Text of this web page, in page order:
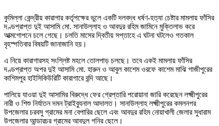
কুমিল্লা কেন্দ্রীয় কারাগার কর্তৃপক্ষের ভুলে একটি দলবদ্ধ ধর্ষণ-হত্যা চেষ্টার মামলায় ফাঁসির
দণ্ডপ্রাপ্ত দুই আসামি মো. সানাউল্লাহ ও আবদুর রহিম জামিনে মুক্তিলাভ করে
আত্মগোপনে চলে গেছে। চলতি মাসের দ্বিতীয় সপ্তাহে এ ঘটনা ঘটলেও গতকাল
বৃহস্পতিবার বিষয়টি জানাজানি হয়।
এ নিয়ে কারাগারসহ সংশ্লিষ্ট মহলে তোলপাড় চলছে। তবে একই মামলায় ফাঁসির
দণ্ডপ্রাপ্ত অপর দুই আসামি মো. হারুন ও আবুল কাশেম ওরফে কাশেম মাঝি গাজীপুরের
কাশিমপুর হাইসিকিউরিটি কারাগারে বন্দি আছে।
পালিয়ে যাওয়া দুই আসামির বিরুদ্ধে ফের গ্রেপ্তারি পরোয়ানা জারি করেছেন লক্ষ্মীপুরের
নারী ও শিশু নির্যাতন দমন ট্রাইব্যুনাল আদালত। সানাউল্লাহ লক্ষ্মীপুরের কমলনগর
উপজেলার চরবসু গ্রামের মনা বেপারির ছেলে এবং আবদুর রহিম নোয়াখালী জেলার সুধারাম
উপজেলার আন্ডারচর গ্রামের আবদুল গনির ছেলে।